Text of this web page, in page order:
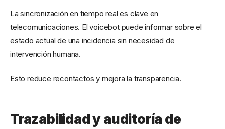
La sincronización en tiempo real es clave en
telecomunicaciones. El voicebot puede informar sobre el
estado actual de una incidencia sin necesidad de
intervención humana.
Esto reduce recontactos y mejora la transparencia.
Trazabilidad y auditoría de